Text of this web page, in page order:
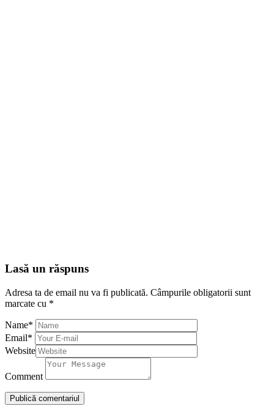
Lasă un răspuns
Adresa ta de email nu va fi publicată. Câmpurile obligatorii sunt
marcate cu *
Name*
Email*
Website
Comment